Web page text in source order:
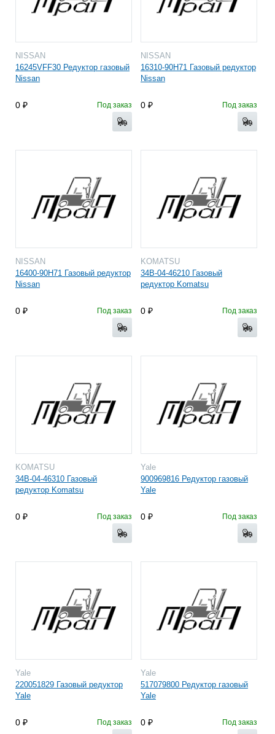
NISSAN
16245VFF30 Редуктор газовый
Nissan
0 Под заказ
NISSAN
16310-90H71 Газовый редуктор
Nissan
0 Под заказ
NISSAN
16400-90H71 Газовый редуктор
Nissan
0 Под заказ
KOMATSU
34B-04-46210 Газовый
редуктор Komatsu
0 Под заказ
KOMATSU
34B-04-46310 Газовый
редуктор Komatsu
0 Под заказ
Yale
900969816 Редуктор газовый
Yale
0 Под заказ
Yale
220051829 Газовый редуктор
Yale
0 Под заказ
Yale
517079800 Редуктор газовый
Yale
0 Под заказ